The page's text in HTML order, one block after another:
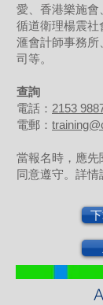
愛、香港樂施會
循道衛理楊震
滙會計師事務所
司等。
查詢
電話： 2153
電郵：
當報名時，應先
同意遵守。詳情